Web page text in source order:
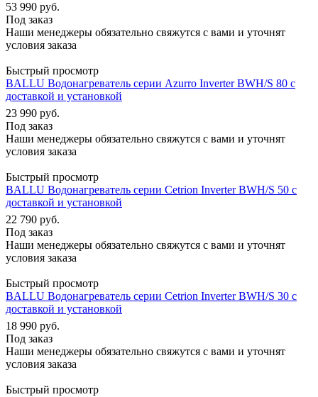
53 990 руб.
Под заказ
Наши менеджеры обязательно свяжутся с вами и уточнят
условия заказа
Быстрый просмотр
BALLU Водонагреватель серии Azurro Inverter BWH/S 80 с
доставкой и установкой
23 990 руб.
Под заказ
Наши менеджеры обязательно свяжутся с вами и уточнят
условия заказа
Быстрый просмотр
BALLU Водонагреватель серии Cetrion Inverter BWH/S 50 с
доставкой и установкой
22 790 руб.
Под заказ
Наши менеджеры обязательно свяжутся с вами и уточнят
условия заказа
Быстрый просмотр
BALLU Водонагреватель серии Cetrion Inverter BWH/S 30 с
доставкой и установкой
18 990 руб.
Под заказ
Наши менеджеры обязательно свяжутся с вами и уточнят
условия заказа
Быстрый просмотр